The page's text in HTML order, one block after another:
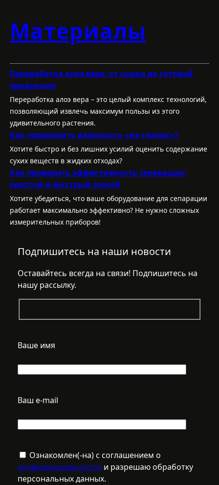
g
r
m
u
b
Материалы
Переработка алоэ вера: от сырья до готовой
продукции
Переработка алоэ вера – это целый комплекс технологий,
позволяющий извлечь максимум пользы из этого
удивительного растения.
Как определить влажность «на глазок»?
Хотите быстро и без лишних усилий оценить содержание
сухих веществ в жидких отходах?
Как проверить эффективность сепарации:
простой и быстрый способ
Хотите убедиться, что ваше оборудование для сепарации
работает максимально эффективно? Не нужно сложных
измерительных приборов!
Подпишитесь на наши новости
Оставайтесь всегда на связи! Подпишитесь на
нашу рассылку.
Ваше имя
Ваш e-mail
Ознакомлен(-на) с соглашением о
конфиденциальности и разрешаю обработку
персональных данных.